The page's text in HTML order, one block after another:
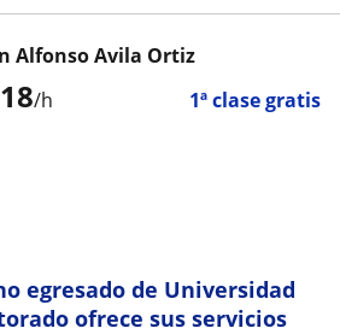
/h 1ª clase gratis
Alfonso Avila Ortiz
egresado de Universidad
ofrece sus servicios